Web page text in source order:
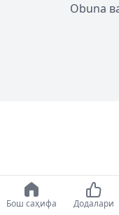
Obuna
Бош саҳифа Додалари